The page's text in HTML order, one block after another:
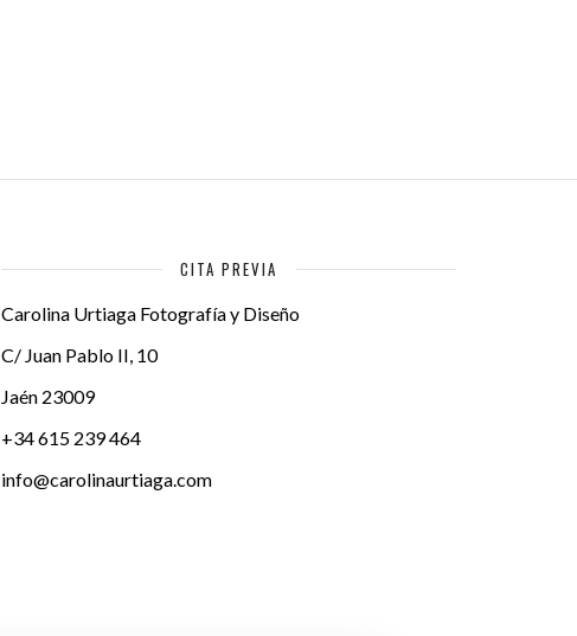
CITA PREVIA
Carolina Urtiaga Fotografía y Diseño
C/ Juan Pablo II, 10
Jaén 23009
+34 615 239 464
info@carolinaurtiaga.com